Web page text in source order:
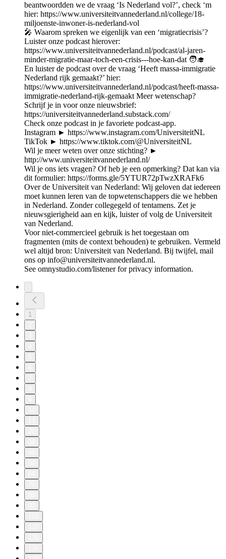
beantwoordden we de vraag ‘Is Nederland vol?’, check ‘m
hier: https://www.universiteitvannederland.nl/college/18-
miljoenste-inwoner-is-nederland-vol
🎤 Waarom spreken we eigenlijk van een ‘migratiecrisis’?
Luister onze podcast hierover:
https://www.universiteitvannederland.nl/podcast/al-jaren-
minder-migratie-maar-toch-een-crisis---hoe-kan-dat 🧑‍🎓
En luister de podcast over de vraag ‘Heeft massa-immigratie
Nederland rijk gemaakt?’ hier:
https://www.universiteitvannederland.nl/podcast/heeft-massa-
immigratie-nederland-rijk-gemaakt Meer wetenschap?
Schrijf je in voor onze nieuwsbrief:
https://universiteitvannederland.substack.com/
Check onze podcast in je favoriete podcast-app.
Instagram ► https://www.instagram.com/UniversiteitNL
TikTok ► https://www.tiktok.com/@UniversiteitNL
Wil je meer weten over onze stichting? ►
http://www.universiteitvannederland.nl/
Wil je ons iets vragen? Of heb je een opmerking? Dat kan via
dit formulier: https://forms.gle/5YTUR72pTwzXRAFk6
Over de Universiteit van Nederland: Wij geloven dat iedereen
moet kunnen leren van de topwetenschappers die we hebben
in Nederland. Zonder collegegeld of tentamens. Zet je
nieuwsgierigheid aan en kijk, luister of volg de Universiteit
van Nederland.
Voor niet-commercieel gebruik is het toegestaan om
fragmenten (mits de context behouden) te gebruiken. Vermeld
wel altijd bron: Universiteit van Nederland. Bij twijfel, mail
ons op info@universiteitvannederland.nl.
See omnystudio.com/listener for privacy information.
1